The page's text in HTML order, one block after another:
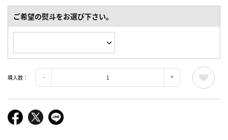
ご希望の熨斗をお選び下さい。
購入数：